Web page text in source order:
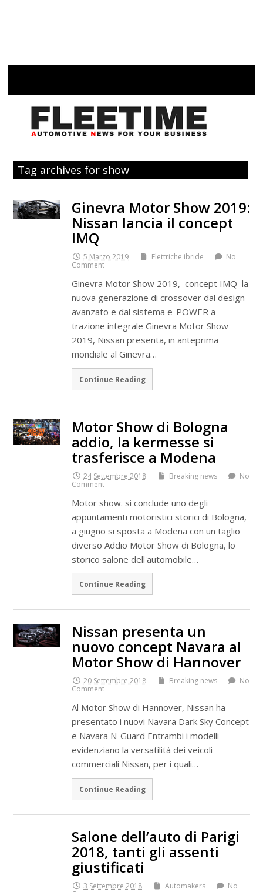
Tag archives for show
Ginevra Motor Show 2019:
Nissan lancia il concept
IMQ
5 Marzo 2019 Elettriche ibride
No
Comment
Ginevra Motor Show 2019, concept IMQ la
nuova generazione di crossover dal design
avanzato e dal sistema e-POWER a
trazione integrale Ginevra Motor Show
2019, Nissan presenta, in anteprima
mondiale al Ginevra…
Continue Reading
Motor Show di Bologna
addio, la kermesse si
trasferisce a Modena
24 Settembre 2018 Breaking news
No
Comment
Motor show. si conclude uno degli
appuntamenti motoristici storici di Bologna,
a giugno si sposta a Modena con un taglio
diverso Addio Motor Show di Bologna, lo
storico salone dell'automobile…
Continue Reading
Nissan presenta un
nuovo concept Navara al
Motor Show di Hannover
20 Settembre 2018 Breaking news
No
Comment
Al Motor Show di Hannover, Nissan ha
presentato i nuovi Navara Dark Sky Concept
e Navara N-Guard Entrambi i modelli
evidenziano la versatilità dei veicoli
commerciali Nissan, per i quali…
Continue Reading
Salone dell’auto di Parigi
2018, tanti gli assenti
giustificati
3 Settembre 2018 Automakers
No